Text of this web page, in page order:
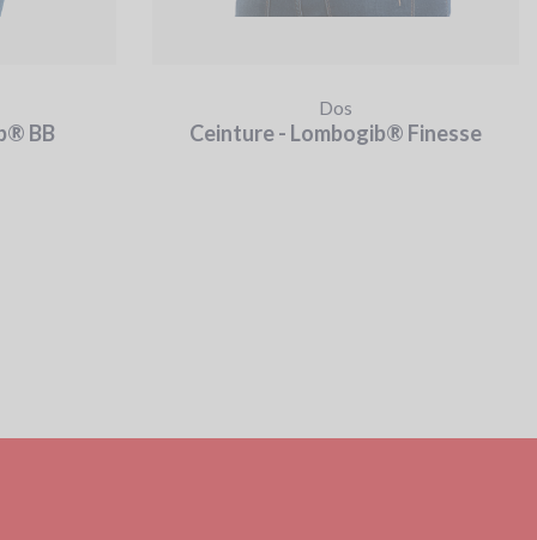
BB
Dos
Ceinture - Lombogib® Finesse